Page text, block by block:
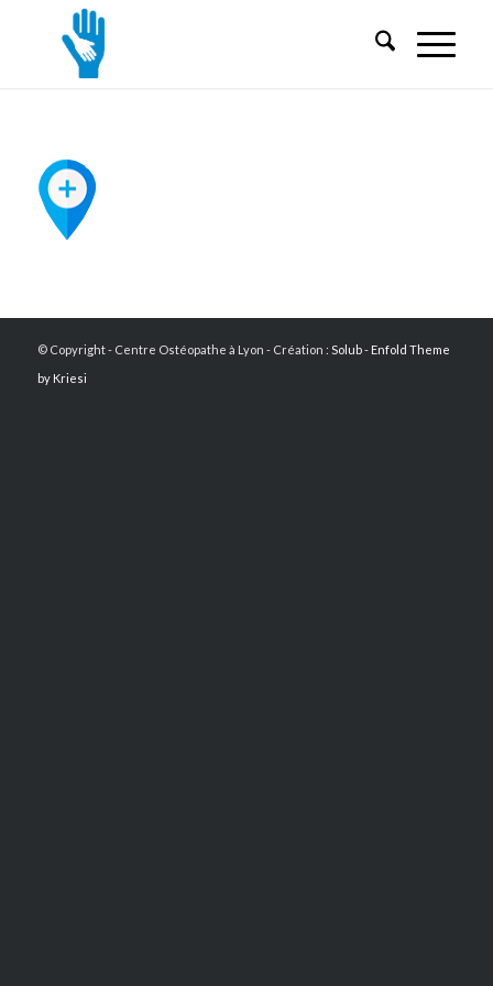
© Copyright - Centre Ostéopathe à Lyon - Création : Solub- Enfold Theme
by Kriesi